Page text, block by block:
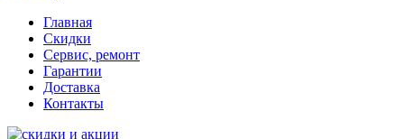
Главная
Скидки
Сервис, ремонт
Гарантии
Доставка
Контакты